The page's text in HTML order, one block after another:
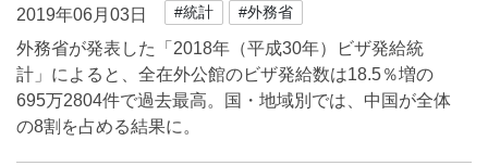
2019年06月03日
#統計 #外務省
外務省が発表した「2018年（平成30年）ビザ発給統
計」によると、全在外公館のビザ発給数は18.5％増の
695万2804件で過去最高。国・地域別では、中国が全体
の8割を占める結果に。